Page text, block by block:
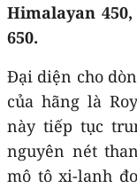
Himalayan
650.
Đại diện cho
của hãng là
này tiếp tục
nguyên nét
mô tô xi-lanh